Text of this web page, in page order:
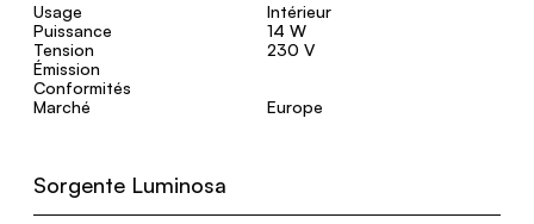
Usage
Intérieur
Puissance
14 W
Tension
230 V
Émission
Conformités
Marché
Europe
Sorgente Luminosa